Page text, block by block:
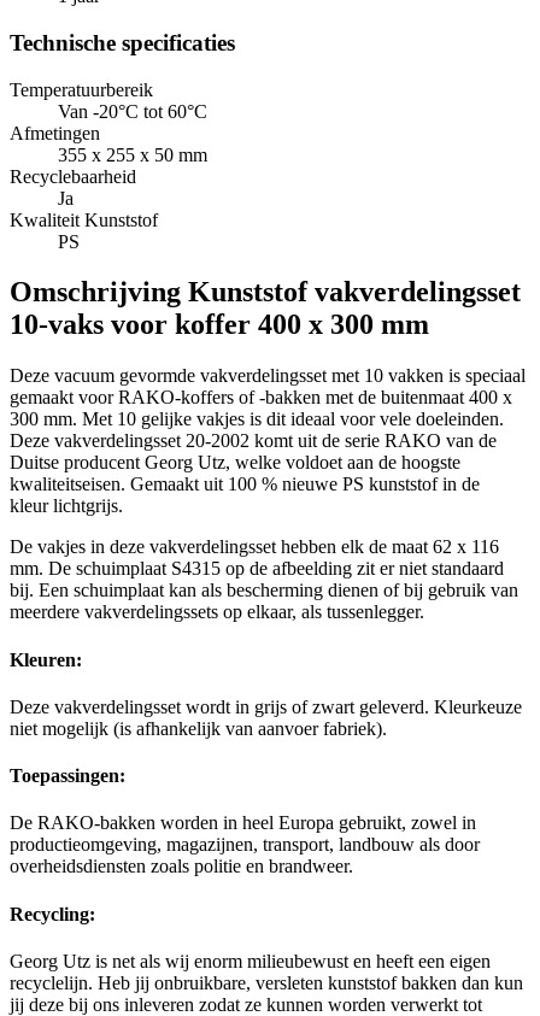
Technische specificaties
Temperatuurbereik
Van -20°C tot 60°C
Afmetingen
355 x 255 x 50 mm
Recyclebaarheid
Ja
Kwaliteit Kunststof
PS
Omschrijving Kunststof vakverdelingsset
10-vaks voor koffer 400 x 300 mm
Deze vacuum gevormde vakverdelingsset met 10 vakken is speciaal
gemaakt voor RAKO-koffers of -bakken met de buitenmaat 400 x
300 mm. Met 10 gelijke vakjes is dit ideaal voor vele doeleinden.
Deze vakverdelingsset 20-2002 komt uit de serie RAKO van de
Duitse producent Georg Utz, welke voldoet aan de hoogste
kwaliteitseisen. Gemaakt uit 100 % nieuwe PS kunststof in de
kleur lichtgrijs.
De vakjes in deze vakverdelingsset hebben elk de maat 62 x 116
mm. De schuimplaat S4315 op de afbeelding zit er niet standaard
bij. Een schuimplaat kan als bescherming dienen of bij gebruik van
meerdere vakverdelingssets op elkaar, als tussenlegger.
Kleuren:
Deze vakverdelingsset wordt in grijs of zwart geleverd. Kleurkeuze
niet mogelijk (is afhankelijk van aanvoer fabriek).
Toepassingen:
De RAKO-bakken worden in heel Europa gebruikt, zowel in
productieomgeving, magazijnen, transport, landbouw als door
overheidsdiensten zoals politie en brandweer.
Recycling:
Georg Utz is net als wij enorm milieubewust en heeft een eigen
recyclelijn. Heb jij onbruikbare, versleten kunststof bakken dan kun
jij deze bij ons inleveren zodat ze kunnen worden verwerkt tot